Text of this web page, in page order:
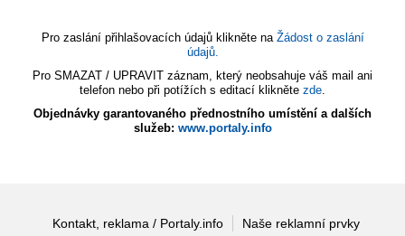
Pro zaslání přihlašovacích údajů klikněte na Žádost o zaslání
údajů.
Pro SMAZAT / UPRAVIT záznam, který neobsahuje váš mail ani
telefon nebo při potížích s editací klikněte zde.
Objednávky garantovaného přednostního umístění a dalších
služeb: www.portaly.info
Kontakt, reklama / Portaly.info
Naše reklamní prvky